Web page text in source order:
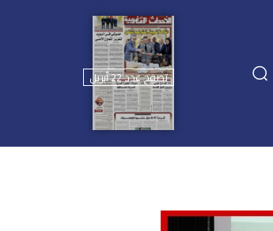
تصفح عدد 22 أبريل